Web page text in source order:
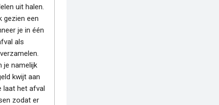
uit halen.
gezien een
je in één
als
je namelijk
kwijt aan
laat het afval
zodat er